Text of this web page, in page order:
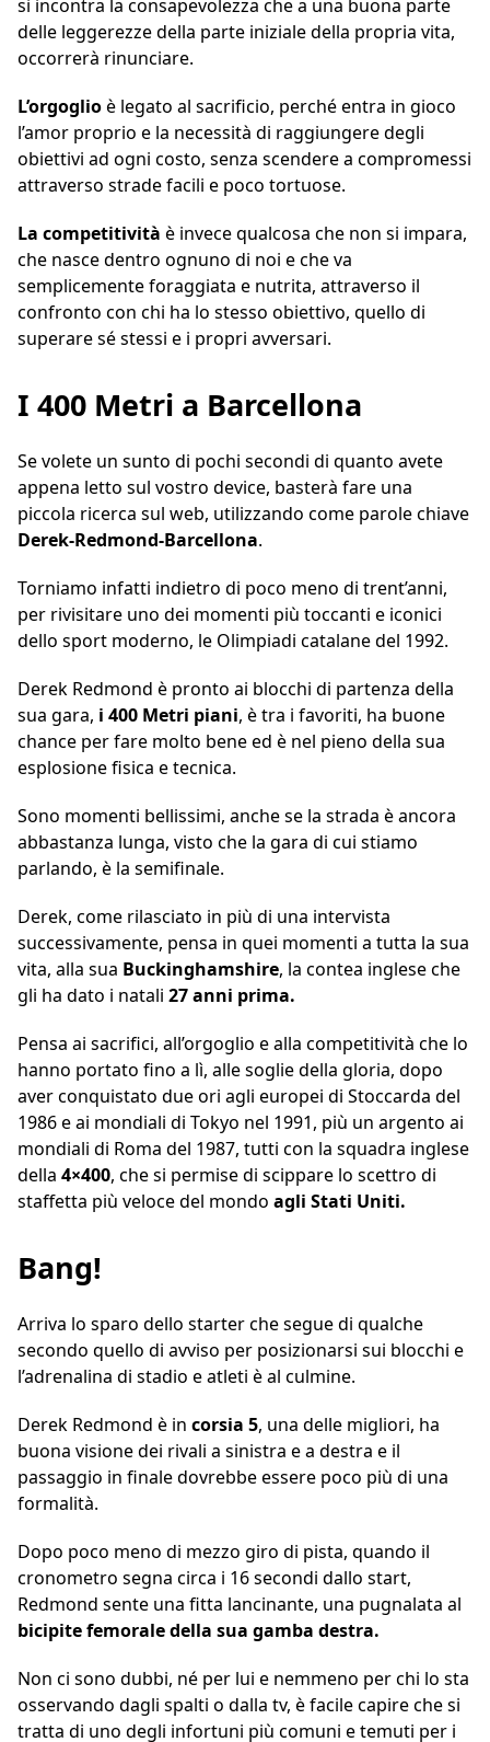
si incontra la consapevolezza che a una buona parte
delle leggerezze della parte iniziale della propria vita,
occorrerà rinunciare.
L’orgoglioè legato al sacrificio, perché entra in gioco
l’amor proprio e la necessità di raggiungere degli
obiettivi ad ogni costo, senza scendere a compromessi
attraverso strade facili e poco tortuose.
La competitività è invece qualcosa che non si impara,
che nasce dentro ognuno di noi e che va
semplicemente foraggiata e nutrita, attraverso il
confronto con chi ha lo stesso obiettivo, quello di
superare sé stessi e i propri avversari.
I 400 Metri a Barcellona
Se volete un sunto di pochi secondi di quanto avete
appena letto sul vostro device, basterà fare una
piccola ricerca sul web, utilizzando come parole chiave
Derek-Redmond-Barcellona.
Torniamo infatti indietro di poco meno di trent’anni,
per rivisitare uno dei momenti più toccanti e iconici
dello sport moderno, le Olimpiadi catalane del 1992.
Derek Redmond è pronto ai blocchi di partenza della
sua gara, i 400 Metri piani, è tra i favoriti, ha buone
chance per fare molto bene ed è nel pieno della sua
esplosione fisica e tecnica.
Sono momenti bellissimi, anche se la strada è ancora
abbastanza lunga, visto che la gara di cui stiamo
parlando, è la semifinale.
Derek, come rilasciato in più di una intervista
successivamente, pensa in quei momenti a tutta la sua
vita, alla sua Buckinghamshire, la contea inglese che
gli ha dato i natali 27 anni prima.
Pensa ai sacrifici, all’orgoglio e alla competitività che lo
hanno portato fino a lì, alle soglie della gloria, dopo
aver conquistato due ori agli europei di Stoccarda del
1986 e ai mondiali di Tokyo nel 1991, più un argento ai
mondiali di Roma del 1987, tutti con la squadra inglese
della 4×400, che si permise di scippare lo scettro di
staffetta più veloce del mondo agli Stati Uniti.
Bang!
Arriva lo sparo dello starter che segue di qualche
secondo quello di avviso per posizionarsi sui blocchi e
l’adrenalina di stadio e atleti è al culmine.
Derek Redmond è in corsia 5, una delle migliori, ha
buona visione dei rivali a sinistra e a destra e il
passaggio in finale dovrebbe essere poco più di una
formalità.
Dopo poco meno di mezzo giro di pista, quando il
cronometro segna circa i 16 secondi dallo start,
Redmond sente una fitta lancinante, una pugnalata al
bicipite femorale della sua gamba destra.
Non ci sono dubbi, né per lui e nemmeno per chi lo sta
osservando dagli spalti o dalla tv, è facile capire che si
tratta di uno degli infortuni più comuni e temuti per i